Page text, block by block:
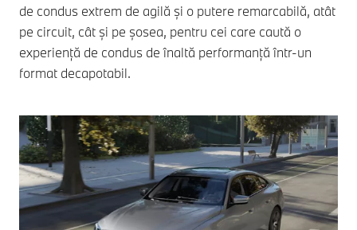
de condus extrem de agilă și o putere remarcabilă, atât
pe circuit, cât și pe șosea, pentru cei care caută o
experiență de condus de înaltă performanță într-un
format decapotabil.